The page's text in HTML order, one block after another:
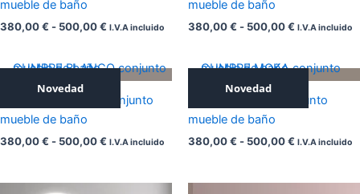
mueble de baño
380,00€ - 500,00€ hasta
I.V.A incluido
mueble de baño
380,00€ - 500,00€ hasta
I.V.A incluido
Novedad
CUMBRE BLANCO conjunto
mueble de baño
380,00€ - 500,00€
Rango
precios:
hasta
I.V.A incluido
Novedad
CUMBRE MOKA conjunto
mueble de baño
380,00€ - 500,00€
Rango
precios:
hasta
I.V.A incluido